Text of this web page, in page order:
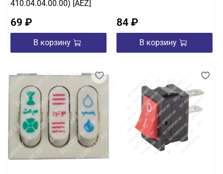
410.04.04.00.00) [AEZ]
69 ₽
В корзину
84 ₽
В корзину